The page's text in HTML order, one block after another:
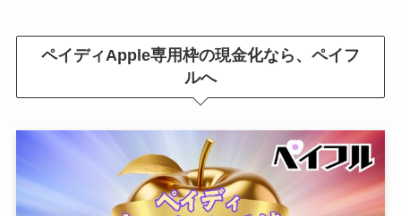
ペイディApple専用枠の現金化なら、ペイフ
ルへ